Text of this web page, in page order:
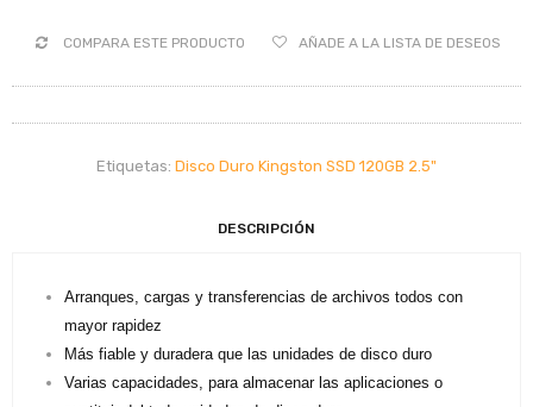
COMPARA ESTE PRODUCTO AÑADE A LA LISTA DE DESEOS
Etiquetas: Disco Duro Kingston SSD 120GB 2.5"
DESCRIPCIÓN
Arranques, cargas y transferencias de archivos todos con
mayor rapidez
Más fiable y duradera que las unidades de disco duro
Varias capacidades, para almacenar las aplicaciones o